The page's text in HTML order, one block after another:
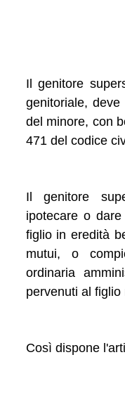
Il genitore
genitoriale,
del minore, con
471 del codice
Il genitore
ipotecare o
figlio in eredità
mutui, o
ordinaria
pervenuti al
Così dispone